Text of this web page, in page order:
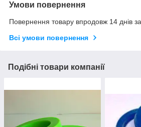
Умови повернення
Повернення товару впродовж 14 днів
Всі умови повернення
Подібні товари компанії